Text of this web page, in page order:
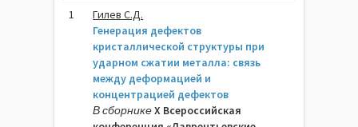
1
Гилев С.Д.
Генерация дефектов
кристаллической структуры при
ударном сжатии металла: связь
между деформацией и
концентрацией дефектов
В сборникеX Всероссийская